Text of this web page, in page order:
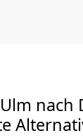
Ulm nach